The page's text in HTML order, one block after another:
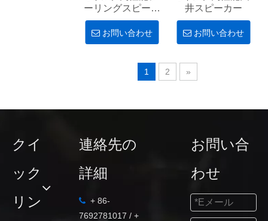
ーリングスピーカ
ー
お問い合わせ
井スピーカー
お問い合わせ
1 2 »
クイ
ック
リン
連絡先の
詳細
 + 86-
7692781017 / +
お問い合
わせ